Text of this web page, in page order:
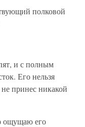
полковой
и с полным
Его нельзя
принес никакой
ощущаю его